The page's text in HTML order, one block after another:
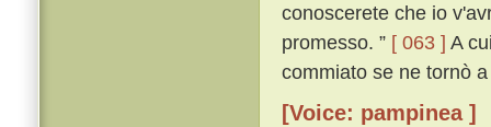
conoscerete che io
promesso. ” [ 063 ] A
commiato se ne tornò
[Voice: pampinea ]